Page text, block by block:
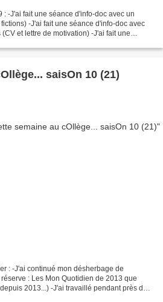
: -J'ai fait une séance d'info-doc avec un
-J'ai fait une séance d'info-doc avec
et lettre de motivation) -J'ai fait une
saisOn 10 (21)
: -J'ai continué mon désherbage de
: Les Mon Quotidien de 2013 que
2013...) -J'ai travaillé pendant près de